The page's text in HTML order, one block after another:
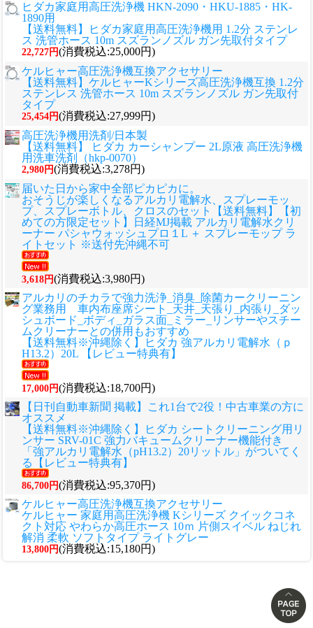
ヒダカ家庭用高圧洗浄機 HKN-2090・HKU-1885・HK-
1890用
【送料無料】ヒダカ家庭用高圧洗浄機用 1.2分 ステンレ
ス 洗管ホース 10m スズランノズル ガン先取付タイプ
22,727円(消費税込:25,000円)
ケルヒャー高圧洗浄機互換アクセサリー
【送料無料】ケルヒャーKシリーズ高圧洗浄機互換 1.2分
ステンレス 洗管ホース 10m スズランノズル ガン先取付
タイプ
25,454円(消費税込:27,999円)
高圧洗浄機用洗剤/日本製
【送料無料】 ヒダカ カーシャンプー 2L原液 高圧洗浄機
用洗車洗剤（hkp-0070）
2,980円(消費税込:3,278円)
届いた日から家中全部ピカピカに。
おそうじが楽しくなるアルカリ電解水、スプレーモッ
プ、スプレーボトル、クロスのセット
【送料無料】【初
めての方限定セット】日経MJ掲載 アルカリ電解水クリ
ーナー パシャウォッシュプロ１L ＋ スプレーモップ ラ
イトセット ※送付先沖縄不可
3,618円(消費税込:3,980円)
アルカリのチカラで強力洗浄_消臭_除菌カークリーニン
グ業務用 車内布座席シート_天井_天張り_内張り_ダッ
シュボード_ボディ_ガラス面_ミラー_リンサーやスチー
ムクリーナーとの併用もおすすめ
【送料無料※沖縄除く】ヒダカ 強アルカリ電解水（ｐ
H13.2）20L 【レビュー特典有】
17,000円(消費税込:18,700円)
【日刊自動車新聞 掲載】これ1台で2役！中古車業の方に
オススメ
【送料無料※沖縄除く】ヒダカ シートクリーニング用リ
ンサー SRV-01C 強力バキュームクリーナー機能付き
「強アルカリ電解水（pH13.2）20リットル」がついてく
る【レビュー特典有】
86,700円(消費税込:95,370円)
ケルヒャー高圧洗浄機互換アクセサリー
ケルヒャー 家庭用高圧洗浄機 Kシリーズ クイックコネ
クト対応 やわらか高圧ホース 10ｍ 片側スイベル ねじれ
解消 柔軟 ソフトタイプ ライトグレー
13,800円(消費税込:15,180円)